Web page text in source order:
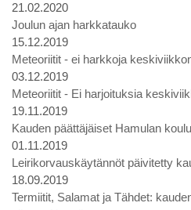
21.02.2020
Joulun ajan harkkatauko
15.12.2019
Meteoriitit - ei harkkoja
03.12.2019
Meteoriitit - Ei harjoituksia
19.11.2019
Kauden päättäjäiset Hamulan
01.11.2019
Leirikorvauskäytännöt päivitetty
18.09.2019
Termiitit, Salamat ja Tähdet: